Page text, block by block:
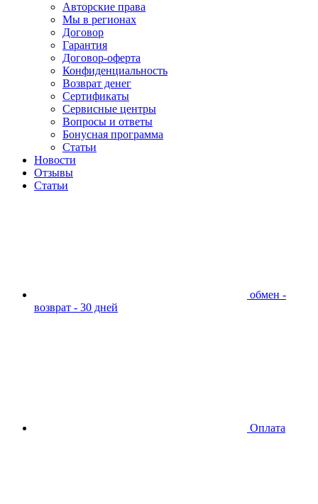
Авторские права
Мы в регионах
Договор
Гарантия
Договор-оферта
Конфиденциальность
Возврат денег
Сертификаты
Сервисные центры
Вопросы и ответы
Бонусная программа
Статьи
Новости
Отзывы
Статьи
обмен -
возврат - 30 дней
Оплата